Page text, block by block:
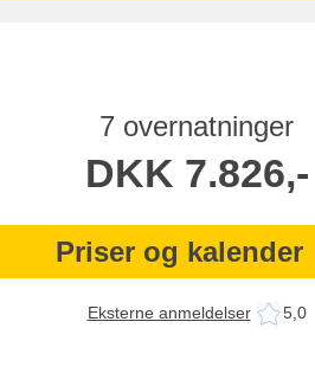
7 overnatninger
DKK 7.826,-
Priser og kalender
Eksterne anmeldelser 5,0